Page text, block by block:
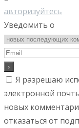
авторизуйтесь
Уведомить о
Я разрешаю
электронной
новых
отказаться от